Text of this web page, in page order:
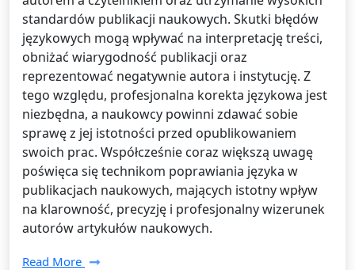
standardów publikacji naukowych. Skutki błędów
językowych mogą wpływać na interpretację treści,
obniżać wiarygodność publikacji oraz
reprezentować negatywnie autora i instytucję. Z
tego względu, profesjonalna korekta językowa jest
niezbędna, a naukowcy powinni zdawać sobie
sprawę z jej istotności przed opublikowaniem
swoich prac. Współcześnie coraz większą uwagę
poświęca się technikom poprawiania języka w
publikacjach naukowych, mających istotny wpływ
na klarowność, precyzję i profesjonalny wizerunek
autorów artykułów naukowych.
Read More